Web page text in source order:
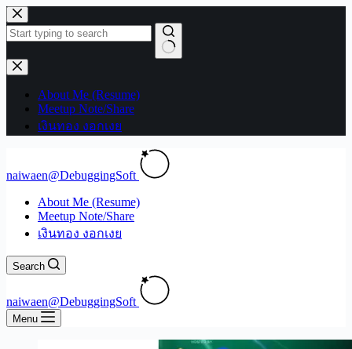
Skip
to
content
No
results
About Me (Resume)
Meetup Note/Share
เงินทอง งอกเงย
naiwaen@DebuggingSoft
About Me (Resume)
Meetup Note/Share
เงินทอง งอกเงย
Search
naiwaen@DebuggingSoft
Menu